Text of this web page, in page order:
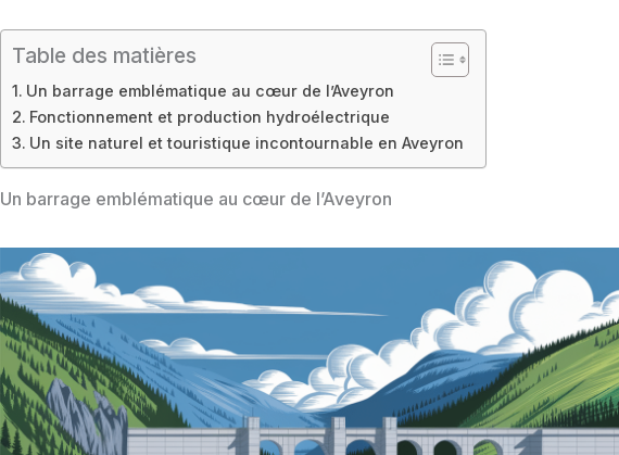
Table des matières
Un barrage emblématique au cœur de l’Aveyron
Fonctionnement et production hydroélectrique
Un site naturel et touristique incontournable en Aveyron
Un barrage emblématique au cœur de l’Aveyron